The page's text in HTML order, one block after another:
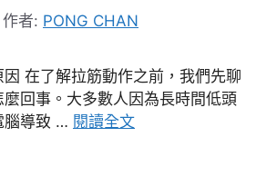
作者: PONG CHAN
因 在了解拉筋動作之前，我們先聊
回事。大多數人因為長時間低頭
腦導致 … 閱讀全文